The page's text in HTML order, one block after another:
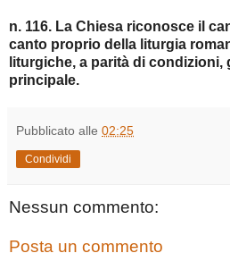
n. 116. La Chiesa riconosce il
canto proprio della liturgia
liturgiche, a parità di
principale.
Pubblicato alle 02:25
Condividi
Nessun commento:
Posta un commento